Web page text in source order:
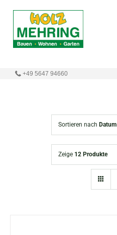
springen
+49 5647 94660
Sortieren nach Datum
Zeige 12 Produkte